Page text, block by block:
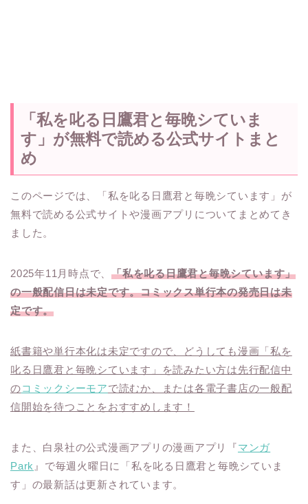
「私を叱る日鷹君と毎晩シていま
す」が無料で読める公式サイトまと
め
このページでは、「私を叱る日鷹君と毎晩シています」が
無料で読める公式サイトや漫画アプリについてまとめてき
ました。
2025年11月時点で、「私を叱る日鷹君と毎晩シています」
の一般配信日は未定です。コミックス単行本の発売日は未
定です。
紙書籍や単行本化は未定ですので、どうしても漫画「私を
叱る日鷹君と毎晩シています」を読みたい方は先行配信中
のコミックシーモアで読むか、または各電子書店の一般配
信開始を待つことをおすすめします！
また、白泉社の公式漫画アプリの漫画アプリ『マンガ
Park 』で毎週火曜日に「私を叱る日鷹君と毎晩シていま
す」の最新話は更新されています。